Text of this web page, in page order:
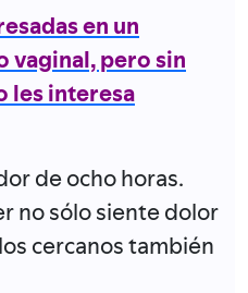
en un
vaginal, pero sin
les interesa
de ocho horas.
no sólo siente dolor
cercanos también